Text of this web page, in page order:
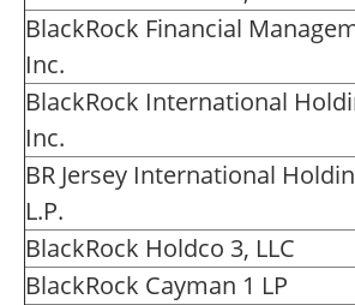
BlackRock Financial
Inc.
BlackRock International
Inc.
BR Jersey International
L.P.
BlackRock Holdco 3, LLC
BlackRock Cayman 1 LP